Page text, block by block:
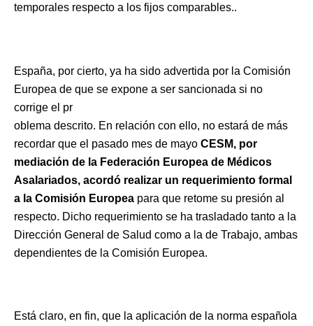
temporales respecto a los fijos comparables..
España, por cierto, ya ha sido advertida por la Comisión
Europea de que se expone a ser sancionada si no
corrige el pr
oblema descrito. En relación con ello, no estará de más
recordar que el pasado mes de mayo CESM, por
mediación de la Federación Europea de Médicos
Asalariados, acordó realizar un requerimiento formal
a la Comisión Europea para que retome su presión al
respecto. Dicho requerimiento se ha trasladado tanto a la
Dirección General de Salud como a la de Trabajo, ambas
dependientes de la Comisión Europea.
Está claro, en fin, que la aplicación de la norma española